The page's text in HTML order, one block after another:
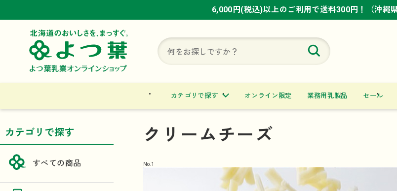
6,000円(税込)以上のご利用で送料300円！（沖縄
6,000円(税込)以上のご利用で送料300円！（沖縄
6,000円(税込)以上のご利用で送料300円！（沖縄
カテゴリで探す オンライン限定 業務用乳製品 セール
カテゴリで探す
すべての商品
クリームチーズ
No. 1